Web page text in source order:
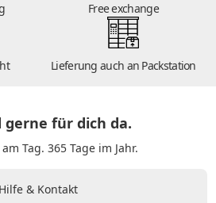
Free exchange
Lieferung auch an Packstation
gerne für dich da.
Tag. 365 Tage im Jahr.
Hilfe & Kontakt